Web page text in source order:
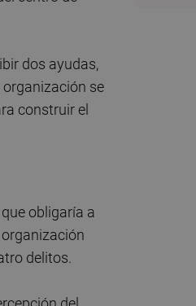
dos ayudas,
se
construir el
obligaría a
delitos.